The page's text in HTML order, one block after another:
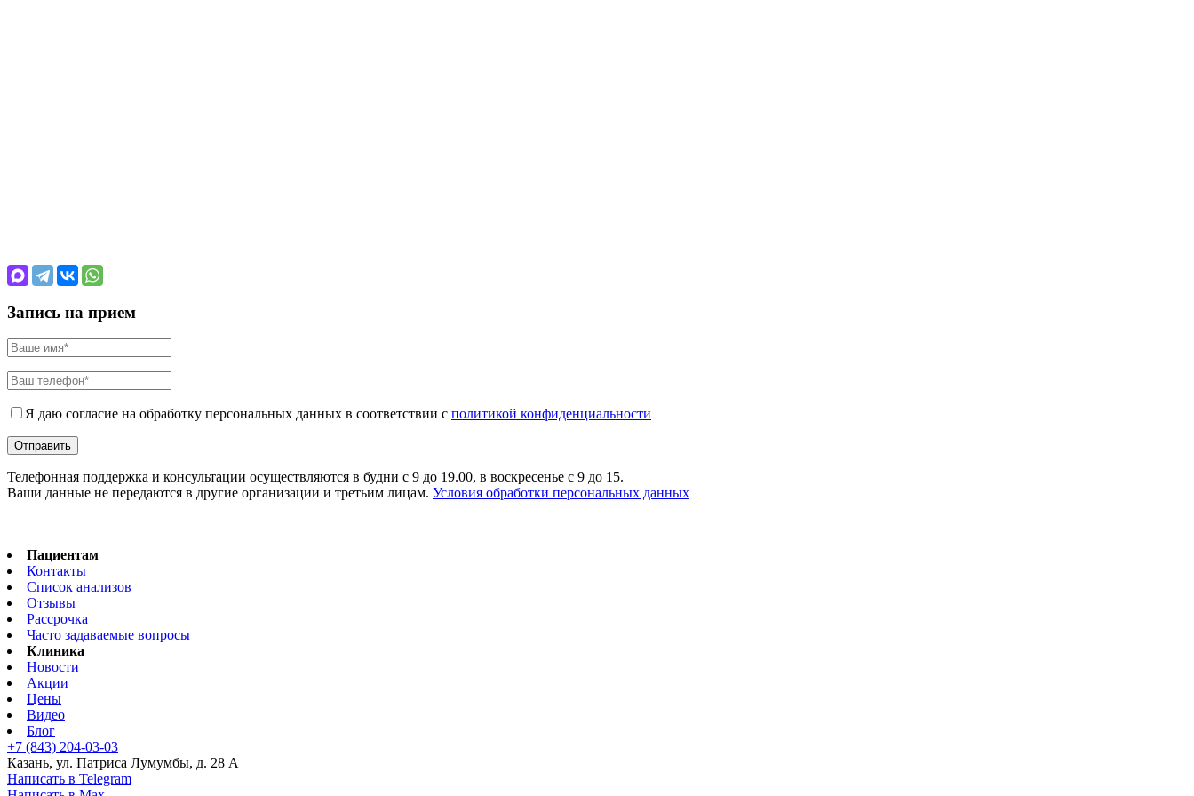
Запись на прием
Я даю согласие на обработку персональных данных в соответствии с политикой конфиденциальности
Телефонная поддержка и консультации осуществляются в будни с 9 до 19.00, в воскресенье с 9 до 15.
Ваши данные не передаются в другие организации и третьим лицам. Условия обработки персональных данных
Пациентам
Контакты
Список анализов
Отзывы
Рассрочка
Часто задаваемые вопросы
Клиника
Новости
Акции
Цены
Видео
Блог
+7 (843) 204-03-03
Казань, ул. Патриса Лумумбы, д. 28 А
Написать в Telegram